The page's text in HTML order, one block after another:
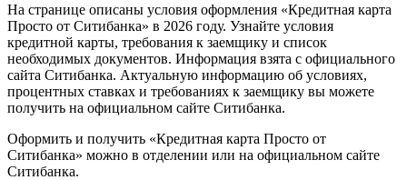
На странице описаны условия оформления «Кредитная карта
Просто от Ситибанка» в 2026 году. Узнайте условия
кредитной карты, требования к заемщику и список
необходимых документов. Информация взята с официального
сайта Ситибанка. Актуальную информацию об условиях,
процентных ставках и требованиях к заемщику вы можете
получить на официальном сайте Ситибанка.
Оформить и получить «Кредитная карта Просто от
Ситибанка» можно в отделении или на официальном сайте
Ситибанка.